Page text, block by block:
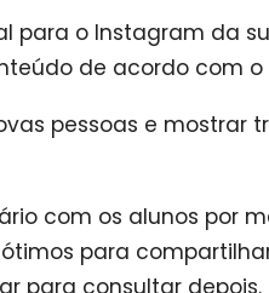
para o Instagram da
de acordo com o
pessoas e mostrar
com os alunos por
para
para consultar depois.